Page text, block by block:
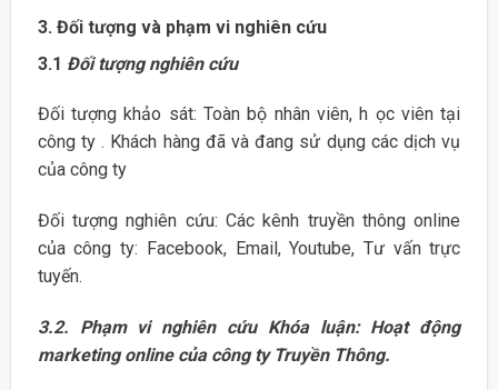
3. Đối tượng và phạm vi nghiên cứu
3.1 Đối tượng nghiên cứu
Đối tượng khảo sát: Toàn bộ nhân viên, h ọc viên tại
công ty . Khách hàng đã và đang sử dụng các dịch vụ
của công ty
Đối tượng nghiên cứu: Các kênh truyền thông online
của công ty: Facebook, Email, Youtube, Tư vấn trực
tuyến.
3.2. Phạm vi nghiên cứu Khóa luận: Hoạt động
marketing online của công ty Truyền Thông.